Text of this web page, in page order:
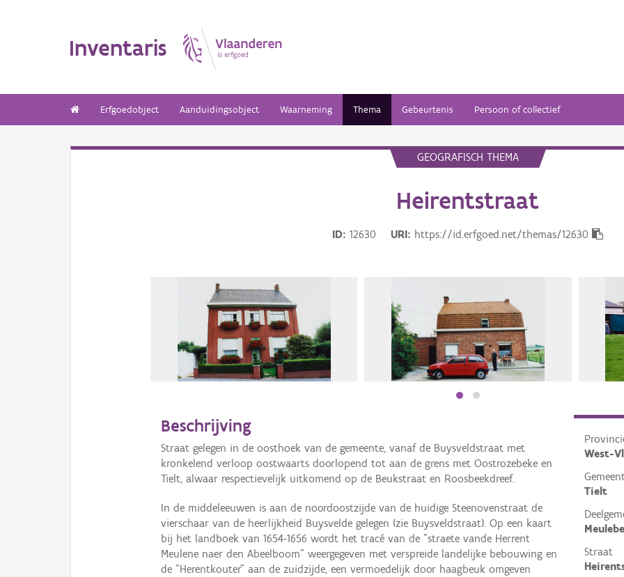
Inventaris
Erfgoedobject Aanduidingsobject Waarneming Thema Gebeurtenis Persoon of collectief
GEOGRAFISCH THEMA
Heirentstraat
ID 12630 URI https://id.erfgoed.net/themas/12630
West-
Tielt
Straat
Beschrijving
Straat gelegen in de oosthoek van de gemeente, vanaf de Buysveldstraat met
kronkelend verloop oostwaarts doorlopend tot aan de grens met Oostrozebeke en
Tielt, alwaar respectievelijk uitkomend op de Beukstraat en Roosbeekdreef.
In de middeleeuwen is aan de noordoostzijde van de huidige Steenovenstraat de
vierschaar van de heerlijkheid Buysvelde gelegen (zie Buysveldstraat). Op een kaart
bij het landboek van 1654-1656 wordt het tracé van de "straete vande Herrent
Meulene naer den Abeelboom" weergegeven met verspreide landelijke bebouwing en
de "Herentkouter" aan de zuidzijde, een vermoedelijk door haagbeuk omgeven